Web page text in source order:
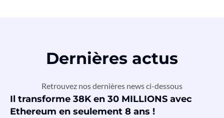
Dernières actus
Retrouvez nos dernières news ci-dessous
Il transforme 38K en 30 MILLIONS avec
Ethereum en seulement 8 ans !